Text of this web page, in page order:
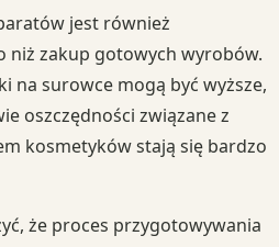
jest również
niż zakup gotowych wyrobów.
na surowce mogą być wyższe,
oszczędności związane z
kosmetyków stają się bardzo
że proces przygotowywania